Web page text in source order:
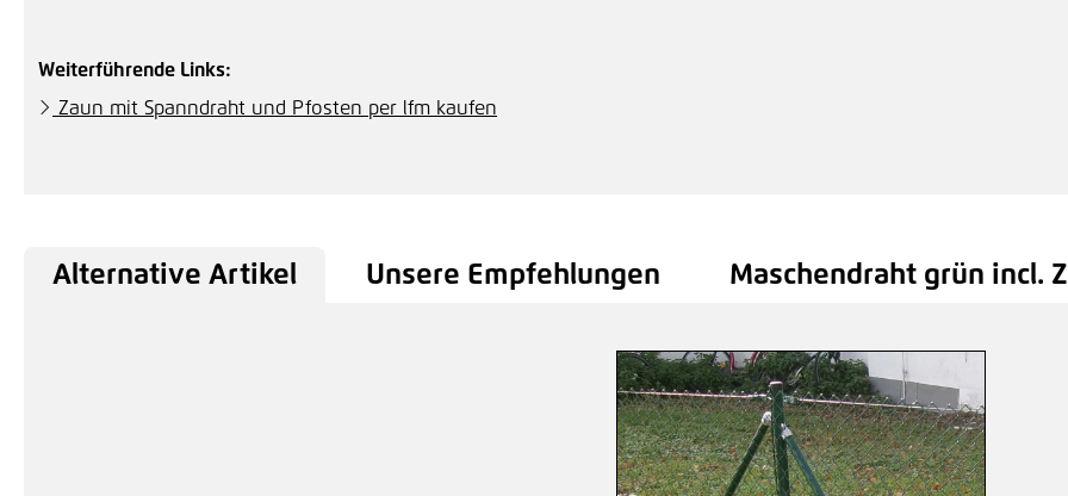
Weiterführende Links:
Zaun mit Spanndraht und Pfosten per lfm kaufen
Alternative Artikel Unsere Empfehlungen Maschendraht grün incl.